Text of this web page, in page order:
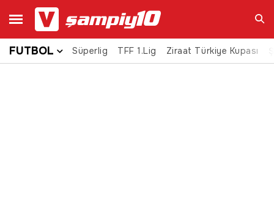
Ara
FUTBOL Süperlig TFF 1.Lig Ziraat Türkiye Kupası